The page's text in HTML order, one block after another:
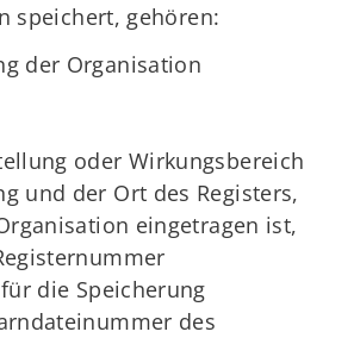
speichert, gehören:
der Organisation
oder Wirkungsbereich
und der Ort des Registers,
eingetragen ist,
die Speicherung
des